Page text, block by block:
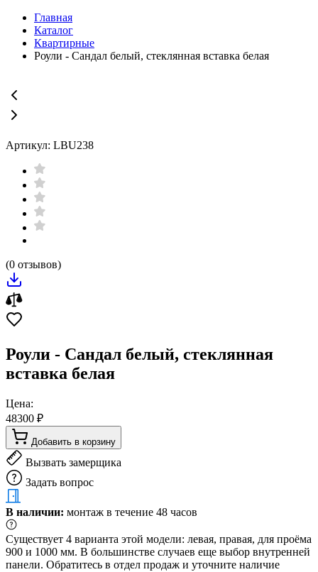
Главная
Каталог
Квартирные
Роули - Сандал белый, стеклянная вставка белая
Артикул: LBU238
(0 отзывов)
Роули - Сандал белый, стеклянная
вставка белая
Цена:
48300 ₽
Добавить в корзину
Вызвать замерщика
Задать вопрос
В наличии: монтаж в течение 48 часов
Существует 4 варианта этой модели: левая, правая, для проёма
900 и 1000 мм. В большинстве случаев еще выбор внутренней
панели. Обратитесь в отдел продаж и уточните наличие